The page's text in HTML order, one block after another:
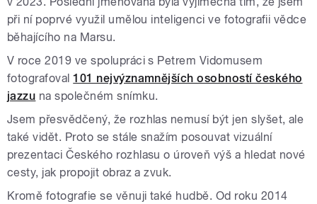
při ní poprvé využil umělou inteligenci ve fotografii vědce
běhajícího na Marsu.
V roce 2019 ve spolupráci s Petrem Vidomusem
fotografoval101 nejvýznamnějších osobností českého
jazzu na společném snímku.
Jsem přesvědčený, že rozhlas nemusí být jen slyšet, ale
také vidět. Proto se stále snažím posouvat vizuální
prezentaci Českého rozhlasu o úroveň výš a hledat nové
cesty, jak propojit obraz a zvuk.
Kromě fotografie se věnuji také hudbě. Od roku 2014